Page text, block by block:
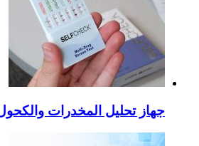
جهاز تحليل المخدرات والكحول